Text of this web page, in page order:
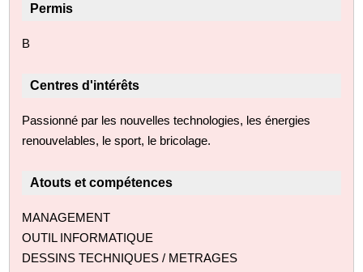
Permis
B
Centres d'intérêts
Passionné par les nouvelles technologies, les énergies
renouvelables, le sport, le bricolage.
Atouts et compétences
MANAGEMENT
OUTIL INFORMATIQUE
DESSINS TECHNIQUES / METRAGES